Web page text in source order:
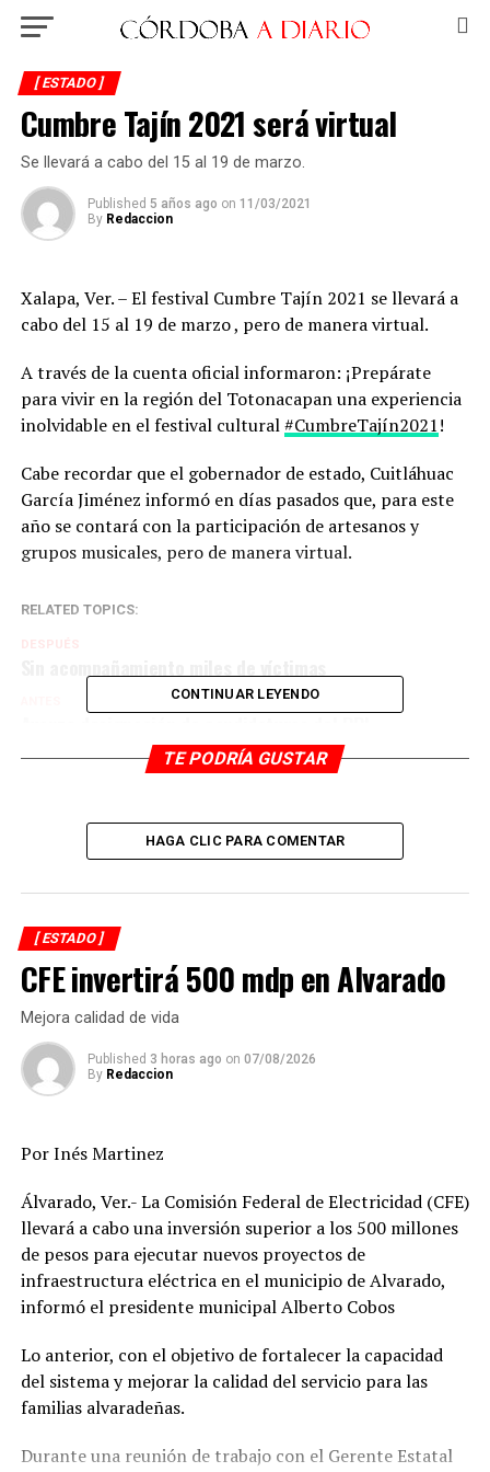
[ ESTADO ]
Cumbre Tajín 2021 será virtual
Se llevará a cabo del 15 al 19 de marzo.
Published 5 años ago on 11/03/2021
By Redaccion
Xalapa, Ver. – El festival Cumbre Tajín 2021 se llevará a
cabo del 15 al 19 de marzo , pero de manera virtual.
A través de la cuenta oficial informaron: ¡Prepárate
para vivir en la región del Totonacapan una experiencia
inolvidable en el festival cultural#CumbreTajín2021!
Cabe recordar que el gobernador de estado, Cuitláhuac
García Jiménez informó en días pasados que, para este
año se contará con la participación de artesanos y
grupos musicales, pero de manera virtual.
RELATED TOPICS:
DESPUÉS
CONTINUAR LEYENDO
TE PODRÍA GUSTAR
HAGA CLIC PARA COMENTAR
[ ESTADO ]
CFE invertirá 500 mdp en Alvarado
Mejora calidad de vida
Published 3 horas ago on 07/08/2026
By Redaccion
Por Inés Martinez
Álvarado, Ver.- La Comisión Federal de Electricidad (CFE)
llevará a cabo una inversión superior a los 500 millones
de pesos para ejecutar nuevos proyectos de
infraestructura eléctrica en el municipio de Alvarado,
informó el presidente municipal Alberto Cobos
Lo anterior, con el objetivo de fortalecer la capacidad
del sistema y mejorar la calidad del servicio para las
familias alvaradeñas.
Durante una reunión de trabajo con el Gerente Estatal